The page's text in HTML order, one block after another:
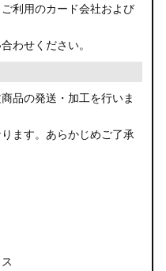
イウェイスター
利用のカード会社および
わせください。
品の発送・加工を行いま
ます。あらかじめご了承